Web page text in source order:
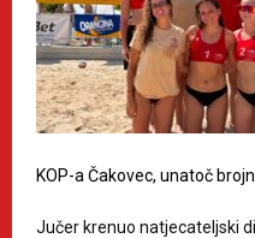
KOP-a Čakovec, unatoč
Jučer krenuo natjecateljski